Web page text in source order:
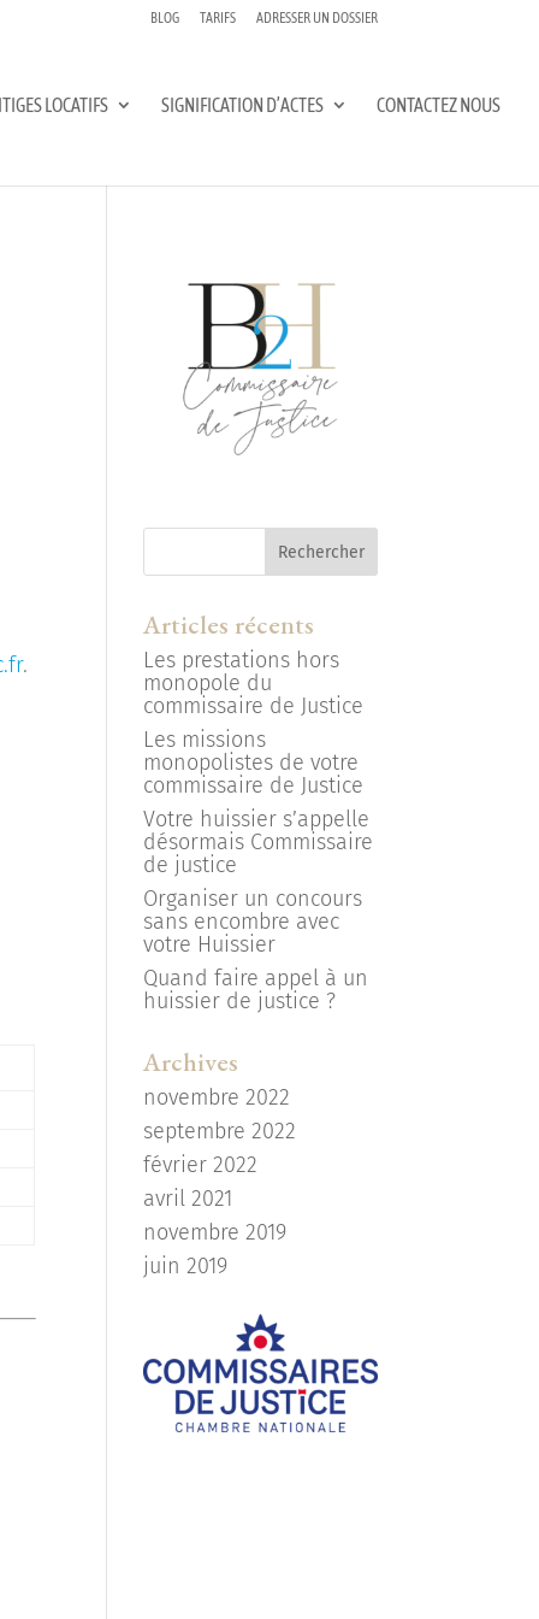
BLOG TARIFS ADRESSER UN DOSSIER
LOCATIFS SIGNIFICATION D’ACTES CONTACTEZ NOUS
.
Articles récents
Les prestations hors
monopole du
commissaire de Justice
Les missions
monopolistes de votre
commissaire de Justice
Votre huissier s’appelle
désormais Commissaire
de justice
Organiser un concours
sans encombre avec
votre Huissier
Quand faire appel à un
huissier de justice ?
Archives
novembre 2022
septembre 2022
février 2022
avril 2021
novembre 2019
juin 2019